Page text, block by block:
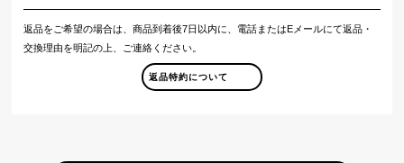
返品をご希望の場合は、商品到着後7日以内に、電話またはEメールにて返品・
交換理由を明記の上、ご連絡ください。
返品特約について